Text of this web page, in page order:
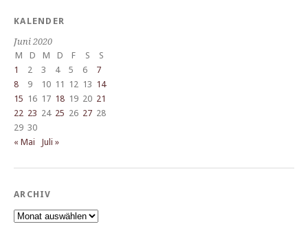
KALENDER
Juni 2020
M
D M D F S
S
1
2 3 4 5 6
7
8
9 10 11 12 13 14
15 16 17 18 19 20 21
22 23 24 25 26 27 28
29 30
« Mai
Juli »
ARCHIV
Archiv